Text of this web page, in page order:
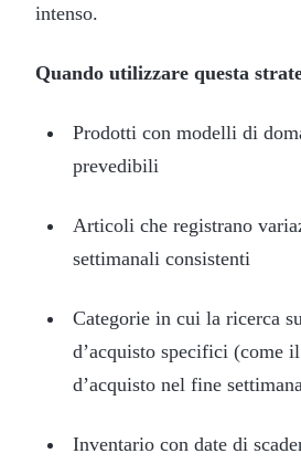
intenso.
Quando utilizzare questa
Prodotti con modelli di
prevedibili
Articoli che registrano
settimanali consistenti
Categorie in cui la ricerca
d’acquisto specifici (come
d’acquisto nel fine
Inventario con date di